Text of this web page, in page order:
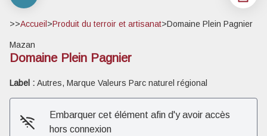
Voir l'image en plein écran
>>Accueil >Produit du terroir et artisanat>Domaine Plein Pagnier
Mazan
Domaine Plein Pagnier
Label : Autres, Marque Valeurs Parc naturel régional
Embarquer cet élément afin d'y avoir accès
hors connexion